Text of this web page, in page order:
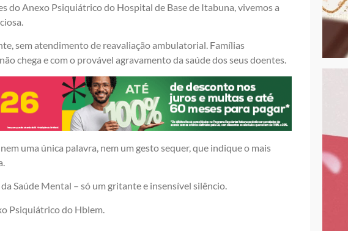
do Anexo Psiquiátrico do Hospital de Base de Itabuna, vivemos a
sem atendimento de reavaliação ambulatorial. Famílias
chega e com o provável agravamento da saúde dos seus doentes.
uma única palavra, nem um gesto sequer, que indique o mais
Saúde Mental – só um gritante e insensível silêncio.
Psiquiátrico do Hblem.